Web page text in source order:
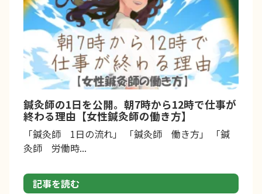
鍼灸師の1日を公開。朝7時から12時で仕事が
終わる理由【女性鍼灸師の働き方】
「鍼灸師 1日の流れ」 「鍼灸師 働き方」 「鍼
灸師 労働時...
記事を読む